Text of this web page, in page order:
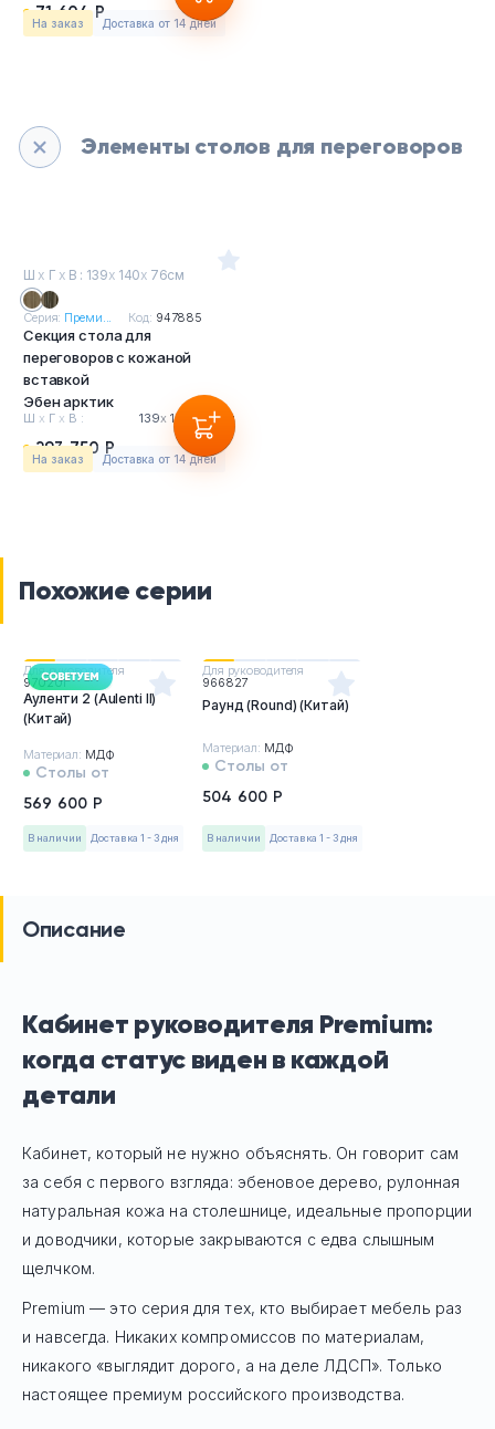
71 604 Р
На заказ Доставка от 14 дней
Элементы столов для переговоров
Ш х Г х В : 139х 140х 76см
Серия: Преми... Код: 947885
Секция стола для
переговоров с кожаной
вставкой
Эбен арктик
Ш х Г х В : 139х 140 х76см
293 750 Р
На заказ Доставка от 14 дней
Похожие серии
Для руководителя
970201
Ауленти 2 (Aulenti II)
(Китай)
Материал: МДФ
Столы от
569 600 Р
в наличии Доставка 1 - 3 дня
Для руководителя
966827
Раунд (Round) (Китай)
Материал: МДФ
Столы от
504 600 Р
в наличии Доставка 1 - 3 дня
Описание
Кабинет руководителя Premium:
когда статус виден в каждой
детали
Кабинет, который не нужно объяснять. Он говорит сам
за себя с первого взгляда: эбеновое дерево, рулонная
натуральная кожа на столешнице, идеальные пропорции
и доводчики, которые закрываются с едва слышным
щелчком.
Premium — это серия для тех, кто выбирает мебель раз
и навсегда. Никаких компромиссов по материалам,
никакого «выглядит дорого, а на деле ЛДСП». Только
настоящее премиум российского производства.